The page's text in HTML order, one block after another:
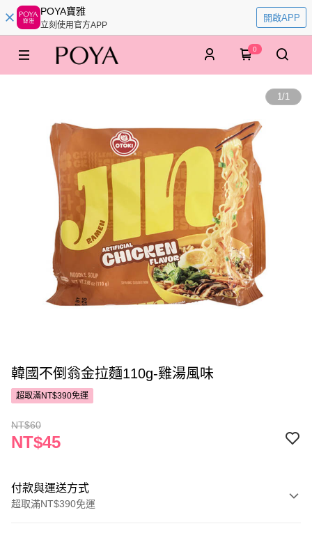
POYA寶雅
立刻使用官方APP
開啟APP
0
1/1
韓國不倒翁金拉麵110g-雞湯風味
超取滿NT$390免運
NT$60
NT$45
付款與運送方式
超取滿NT$390免運